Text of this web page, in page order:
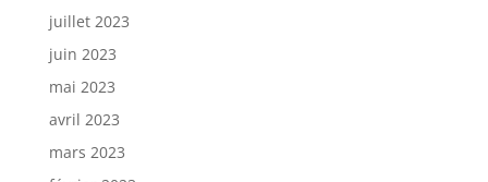
juillet 2023
juin 2023
mai 2023
avril 2023
mars 2023